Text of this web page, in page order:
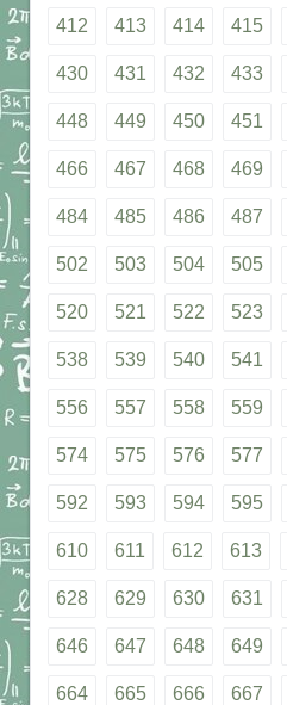
412 413 414 415
430 431 432 433
448 449 450 451
466 467 468 469
484 485 486 487
502 503 504 505
520 521 522 523
538 539 540 541
556 557 558 559
574 575 576 577
592 593 594 595
610 611 612 613
628 629 630 631
646 647 648 649
664 665 666 667